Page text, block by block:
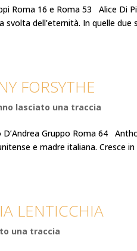
Roma 16 e Roma 53 Alice Di
svolta dell’eternità. In quelle
FORSYTHE
lasciato una traccia
D’Andrea Gruppo Roma 64
e madre italiana. Cresce
LENTICCHIA
una traccia